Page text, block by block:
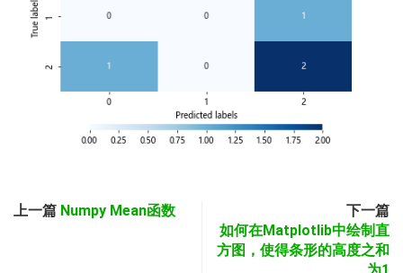
上一篇 Numpy Mean函数
下一篇
如何在Matplotlib中绘制直
方图，使得条形的高度之和